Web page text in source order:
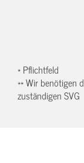
* Pflichtfeld
** Wir benötigen
zuständigen SVG